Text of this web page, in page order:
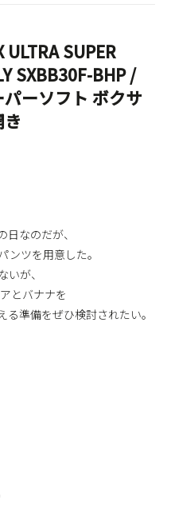
ULTRA SUPER
SXBB30F-BHP /
ーソフト ボクサ
なのだが、
ツを用意した。
が、
とバナナを
準備をぜひ検討されたい。